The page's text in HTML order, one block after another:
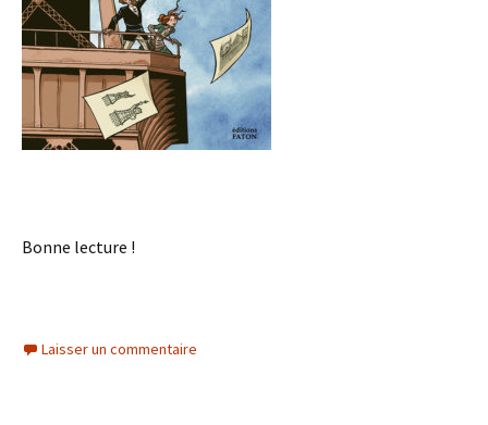
Bonne lecture !
Laisser un commentaire